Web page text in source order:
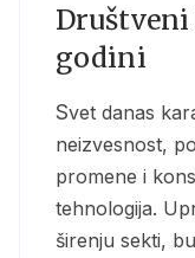
Društveni
godini
Svet danas karakterišu ekonomska
neizvesnost,
promene i
tehnologija.
širenju sekti,